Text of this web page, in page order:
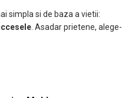
simpla si de baza a vietii:
. Asadar prietene, alege-